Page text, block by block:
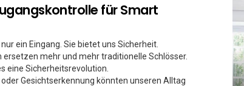
für Smart
ein Eingang. Sie bietet uns Sicherheit.
ersetzen mehr und mehr traditionelle Schlösser.
eine Sicherheitsrevolution.
Gesichtserkennung könnten unseren Alltag